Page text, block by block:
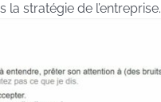
la stratégie de l’entreprise.